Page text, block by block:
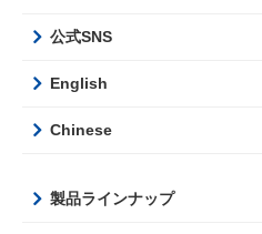
公式SNS
English
Chinese
製品ラインナップ